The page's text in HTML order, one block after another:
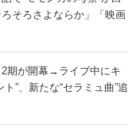
そろさよならか」「映画
2期が開幕→ライブ中にキ
”、新たな“セラミュ曲”追